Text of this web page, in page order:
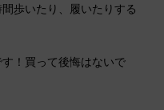
歩いたり、履いたりする
！買って後悔はないで